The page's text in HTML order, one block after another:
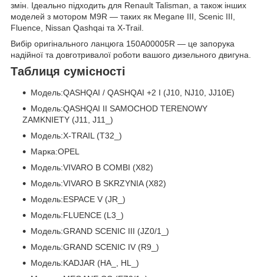
змін. Ідеально підходить для Renault Talisman, а також інших
моделей з мотором M9R — таких як Megane III, Scenic III,
Fluence, Nissan Qashqai та X-Trail.
Вибір оригінального ланцюга 150A00005R — це запорука
надійної та довготривалої роботи вашого дизельного двигуна.
Таблиця сумісності
Модель:QASHQAI / QASHQAI +2 I (J10, NJ10, JJ10E)
Модель:QASHQAI II SAMOCHOD TERENOWY
ZAMKNIETY (J11, J11_)
Модель:X-TRAIL (T32_)
Марка:OPEL
Модель:VIVARO B COMBI (X82)
Модель:VIVARO B SKRZYNIA (X82)
Модель:ESPACE V (JR_)
Модель:FLUENCE (L3_)
Модель:GRAND SCENIC III (JZ0/1_)
Модель:GRAND SCENIC IV (R9_)
Модель:KADJAR (HA_, HL_)